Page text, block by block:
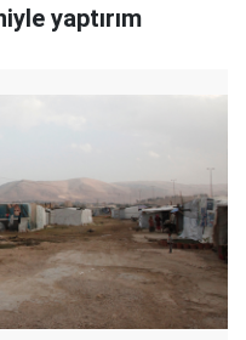
yaptırım